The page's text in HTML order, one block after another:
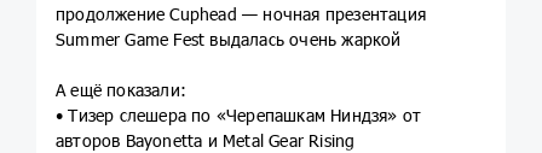
продолжение Cuphead — ночная презентация
Summer Game Fest выдалась очень жаркой
А ещё показали:
• Тизер слешера по «Черепашкам Ниндзя» от
авторов Bayonetta и Metal Gear Rising